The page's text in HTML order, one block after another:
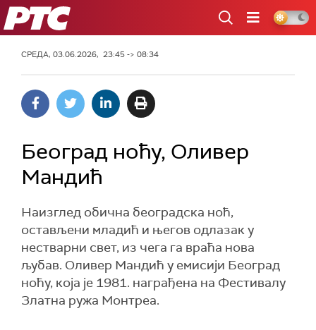
РТС
СРЕДА, 03.06.2026, 23:45 -> 08:34
Београд ноћу, Оливер
Мандић
Наизглед обична београдска ноћ,
остављени младић и његов одлазак у
нестварни свет, из чега га враћа нова
љубав. Оливер Мандић у емисији Београд
ноћу, која је 1981. награђена на Фестивалу
Златна ружа Монтреа.